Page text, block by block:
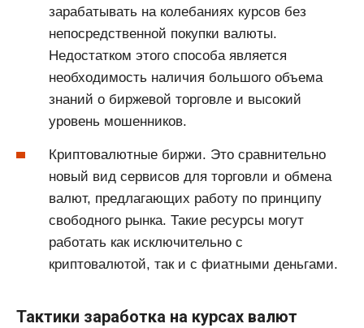
зарабатывать на колебаниях курсов без
непосредственной покупки валюты.
Недостатком этого способа является
необходимость наличия большого объема
знаний о биржевой торговле и высокий
уровень мошенников.
Криптовалютные биржи. Это сравнительно
новый вид сервисов для торговли и обмена
валют, предлагающих работу по принципу
свободного рынка. Такие ресурсы могут
работать как исключительно с
криптовалютой, так и с фиатными деньгами.
Тактики заработка на курсах валют